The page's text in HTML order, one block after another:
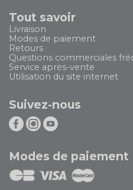
Tout savoir
Livraison
Modes de paiement
Retours
Questions commerciales
Service après-vente
Utilisation du site internet
Suivez-nous
Modes de paiement